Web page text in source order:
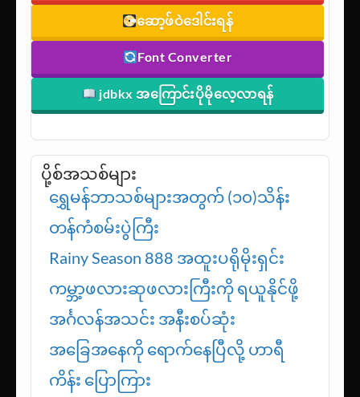
ဆော့ဖ်ဝဲဒေါင်းရန်
Font Converter
jdbkx အကြောင်းပိုမိုလေ့လာရန်
ပို့စ်အသစ်များ
ရွှေမန်ဘာသစ်များအတွက် (၁၀)သိန်း
တန်ကံစမ်းပွဲကြီး
Rainy Season 888 အထူးပရိုမိုးရှင်း
ကမ္ဘာ့ဖလားဆုဖလားကြီးကို ရယူနိုင်ဖို့
အင်္ဂလန်အသင်း အနီးစပ်ဆုံး
အခြေအနေကို ရောက်နေပြီလို့ ဟာရီ
ကိန်း ပြောကြား